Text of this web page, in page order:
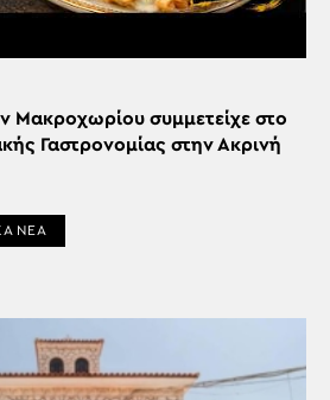
Μακροχωρίου συμμετείχε στο
Γαστρονομίας στην Ακρινή
ΝΕΑ